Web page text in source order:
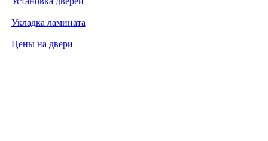
Укладка ламината
Цены на двери